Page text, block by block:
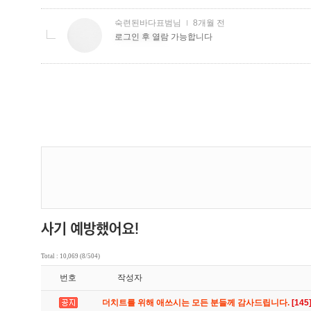
Total : 10,069 (8/504)
번호 작성자
더치트를 위해 애쓰시는 모든 분들께 감사드립니다.